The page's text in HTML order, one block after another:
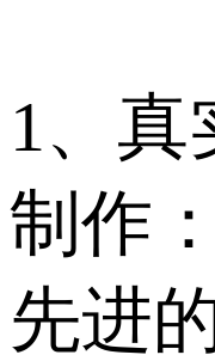
1、真
制作
先进